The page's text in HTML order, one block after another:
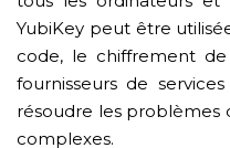
YubiKey peut être
code, le chiffrement
fournisseurs de
résoudre les problèmes
complexes.